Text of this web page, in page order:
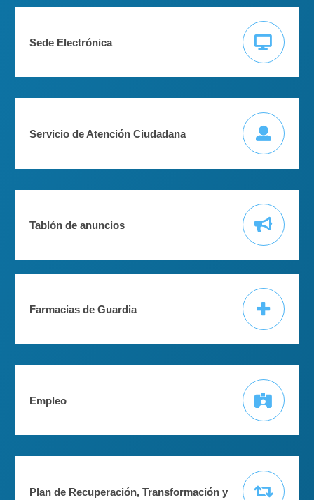
Sede Electrónica
Servicio de Atención Ciudadana
Tablón de anuncios
Farmacias de Guardia
Empleo
Plan de Recuperación, Transformación y